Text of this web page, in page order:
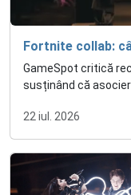
Fortnite collab:
GameSpot critică
susținând că
22 iul. 2026